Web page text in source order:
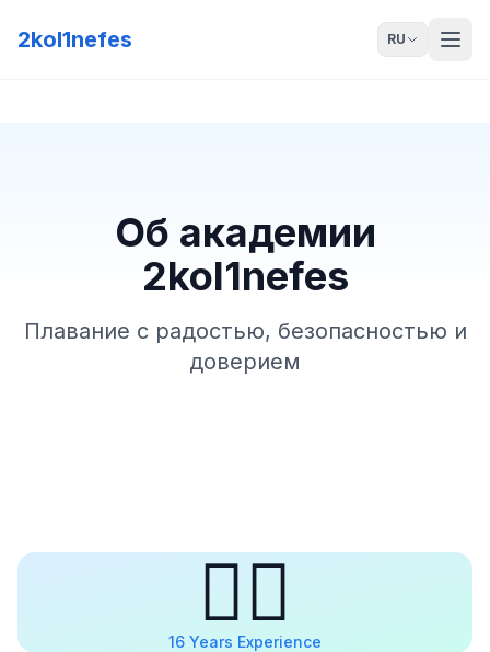
2kol1nefes RU
Об академии
2kol1nefes
Плавание с радостью, безопасностью и
доверием
🏊‍♂️
16 Years Experience